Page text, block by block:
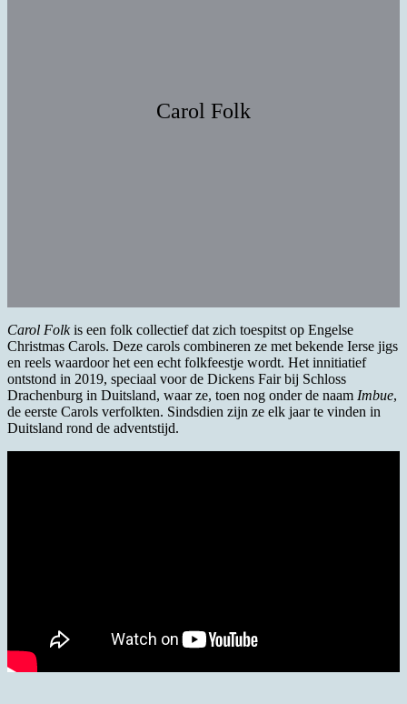
Carol Folk
Carol Folkis een folk collectief dat zich toespitst op Engelse
Christmas Carols. Deze carols combineren ze met bekende Ierse jigs
en reels waardoor het een echt folkfeestje wordt. Het innitiatief
ontstond in 2019, speciaal voor de Dickens Fair bij Schloss
Drachenburg in Duitsland, waar ze, toen nog onder de naam Imbue,
de eerste Carols verfolkten. Sindsdien zijn ze elk jaar te vinden in
Duitsland rond de adventstijd.